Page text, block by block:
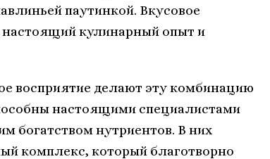
паутинкой. Вкусовое
настоящий кулинарный опыт и
восприятие делают эту комбинацию
настоящими специалистами
богатством нутриентов. В них
комплекс, который благотворно